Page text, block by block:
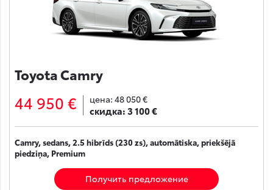
Toyota Camry
44 950 € цена: 48 050 €
скидка:3 100 €
Camry, sedans, 2.5 hibrīds (230 zs), automātiska, priekšējā
piedziņa, Premium
Получить предложение